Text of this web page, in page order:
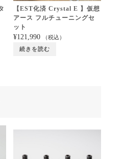
【EST化済 Crystal E 】仮想
アース フルチューニングセ
ット
¥121,990 （税込）
続きを読む